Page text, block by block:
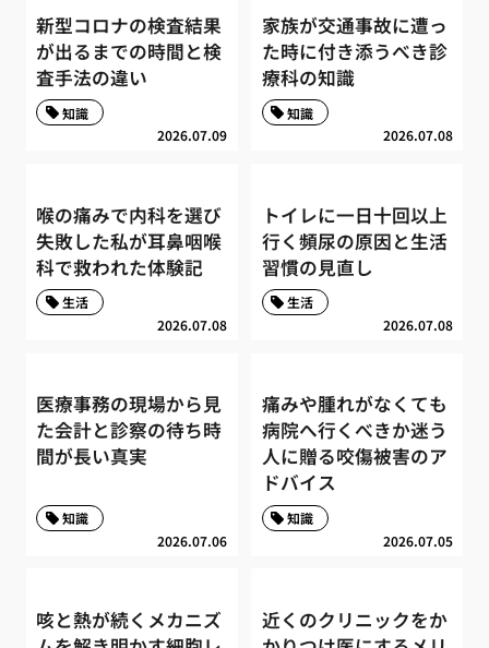
新型コロナの検査結果
が出るまでの時間と検
査手法の違い
2026.07.09
知識
家族が交通事故に遭っ
た時に付き添うべき診
療科の知識
2026.07.08
知識
喉の痛みで内科を選び
失敗した私が耳鼻咽喉
科で救われた体験記
2026.07.08
生活
トイレに一日十回以上
行く頻尿の原因と生活
習慣の見直し
2026.07.08
生活
医療事務の現場から見
た会計と診察の待ち時
間が長い真実
2026.07.06
知識
痛みや腫れがなくても
病院へ行くべきか迷う
人に贈る咬傷被害のア
ドバイス
2026.07.05
知識
咳と熱が続くメカニズ
近くのクリニックをか